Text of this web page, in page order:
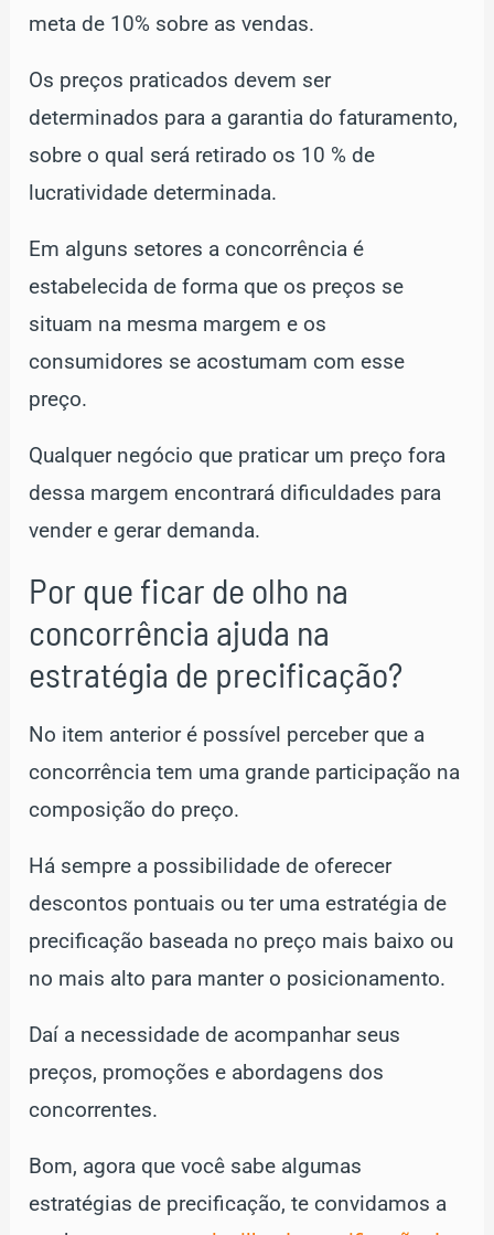
meta de 10% sobre as vendas.
Os preços praticados devem ser
determinados para a garantia do faturamento,
sobre o qual será retirado os 10 % de
lucratividade determinada.
Em alguns setores a concorrência é
estabelecida de forma que os preços se
situam na mesma margem e os
consumidores se acostumam com esse
preço.
Qualquer negócio que praticar um preço fora
dessa margem encontrará dificuldades para
vender e gerar demanda.
Por que ficar de olho na
concorrência ajuda na
estratégia de precificação?
No item anterior é possível perceber que a
concorrência tem uma grande participação na
composição do preço.
Há sempre a possibilidade de oferecer
descontos pontuais ou ter uma estratégia de
precificação baseada no preço mais baixo ou
no mais alto para manter o posicionamento.
Daí a necessidade de acompanhar seus
preços, promoções e abordagens dos
concorrentes.
Bom, agora que você sabe algumas
estratégias de precificação, te convidamos a